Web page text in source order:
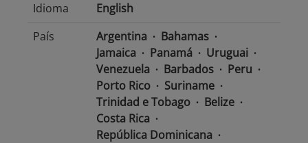
Idioma
English
País
Argentina
Bahamas
Jamaica
Panamá
Uruguai
Venezuela
Barbados
Peru
Porto Rico
Suriname
Trinidad e Tobago
Belize
Costa Rica
República Dominicana